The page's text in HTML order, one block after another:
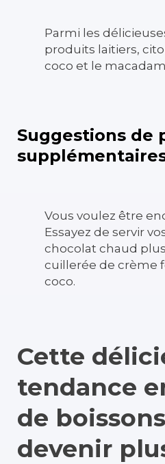
Parmi les
produits laitiers,
coco et le
Suggestions de
Vous voulez être
Essayez de servir
chocolat chaud
cuillerée de crème
coco.
Cette
tendance
de
devenir